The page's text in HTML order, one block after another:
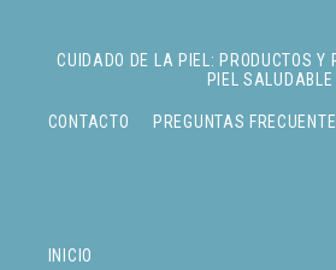
INICIO
CUIDADO DE LA PIEL: PRODUCTOS Y
PIEL SALUDABLE
CONTACTO PREGUNTAS